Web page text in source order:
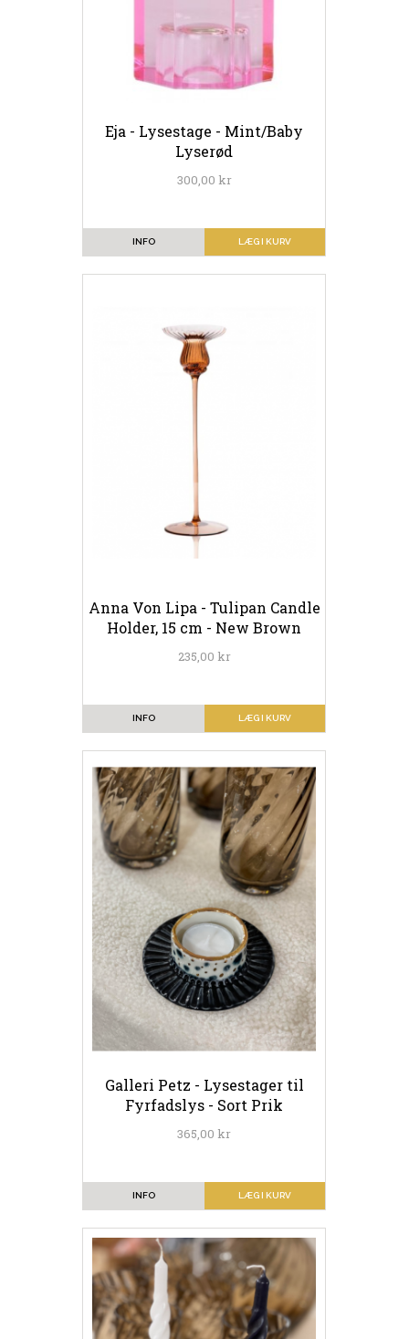
Eja - Lysestage - Mint/Baby
Lyserød
300,00 kr
LÆG I KURV
INFO
Anna Von Lipa - Tulipan Candle
Holder, 15 cm - New Brown
235,00 kr
LÆG I KURV
INFO
Galleri Petz - Lysestager til
Fyrfadslys - Sort Prik
365,00 kr
LÆG I KURV
INFO